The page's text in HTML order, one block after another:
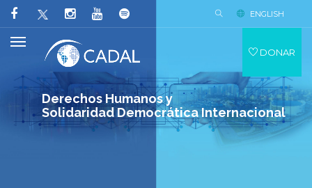
Derechos Humanos y
Solidaridad Democrática Internacional
ENGLISH
DONAR